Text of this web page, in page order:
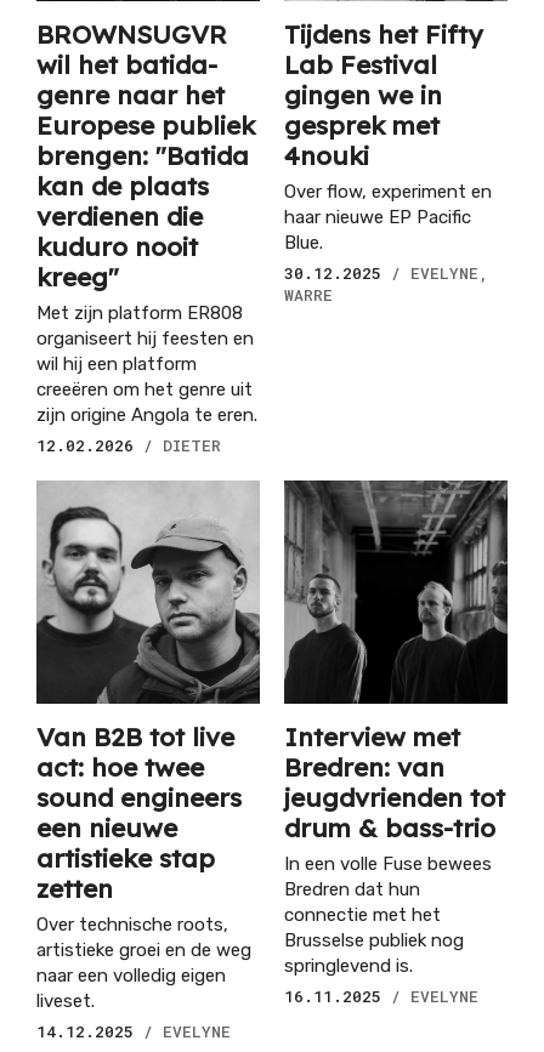
BROWNSUGVR
wil het batida-
genre naar het
Europese publiek
brengen: "Batida
kan de plaats
verdienen die
kuduro nooit
kreeg"
Met zijn platform ER808
organiseert hij feesten en
wil hij een platform
creeëren om het genre uit
zijn origine Angola te eren.
12.02.2026
/ DIETER
Tijdens het Fifty
Lab Festival
gingen we in
gesprek met
4nouki
Over flow, experiment en
haar nieuwe EP Pacific
Blue.
30.12.2025
/ EVELYNE,
WARRE
Van B2B tot live
act: hoe twee
sound engineers
een nieuwe
artistieke stap
zetten
Over technische roots,
artistieke groei en de weg
naar een volledig eigen
liveset.
14.12.2025
/ EVELYNE
Interview met
Bredren: van
jeugdvrienden tot
drum & bass-trio
In een volle Fuse bewees
Bredren dat hun
connectie met het
Brusselse publiek nog
springlevend is.
16.11.2025
/ EVELYNE